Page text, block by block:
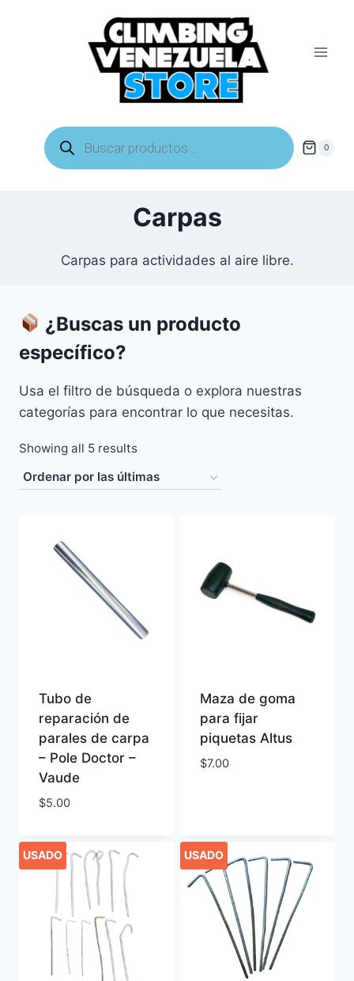
Búsqueda
de
productos
0
Carpas
Carpas para actividades al aire libre.
¿Buscas un producto
específico?
Usa el filtro de búsqueda o explora nuestras
categorías para encontrar lo que necesitas.
Showing all 5 resultsSorted
by
latest
Tubo de
reparación de
parales de carpa
– Pole Doctor –
Vaude
$5.00
Maza de goma
para fijar
piquetas Altus
$7.00
USADO USADO